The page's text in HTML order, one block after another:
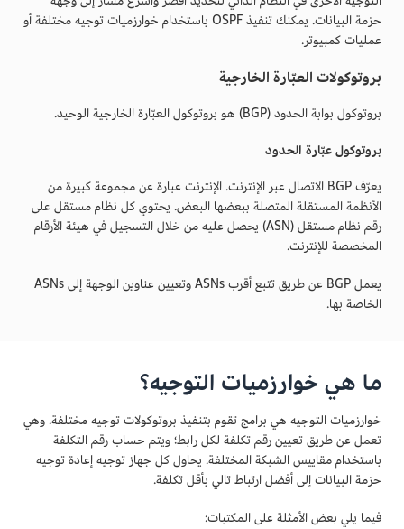
حزمة البيانات. يمكنك تنفيذ OSPF باستخدام خوارزميات توجيه مختلفة أو
عمليات كمبيوتر.
بروتوكولات العبّارة الخارجية
بروتوكول بوابة الحدود (BGP) هو بروتوكول العبّارة الخارجية الوحيد.
بروتوكول عبّارة الحدود
يعرّف BGP الاتصال عبر الإنترنت. الإنترنت عبارة عن مجموعة كبيرة من
الأنظمة المستقلة المتصلة ببعضها البعض. يحتوي كل نظام مستقل على
رقم نظام مستقل (ASN) يحصل عليه من خلال التسجيل في هيئة الأرقام
المخصصة للإنترنت.
يعمل BGP عن طريق تتبع أقرب ASNs وتعيين عناوين الوجهة إلى ASNs
الخاصة بها.
ما هي خوارزميات التوجيه؟
خوارزميات التوجيه هي برامج تقوم بتنفيذ بروتوكولات توجيه مختلفة. وهي
تعمل عن طريق تعيين رقم تكلفة لكل رابط؛ ويتم حساب رقم التكلفة
باستخدام مقاييس الشبكة المختلفة. يحاول كل جهاز توجيه إعادة توجيه
حزمة البيانات إلى أفضل ارتباط تالي بأقل تكلفة.
فيما يلي بعض الأمثلة على المكتبات: